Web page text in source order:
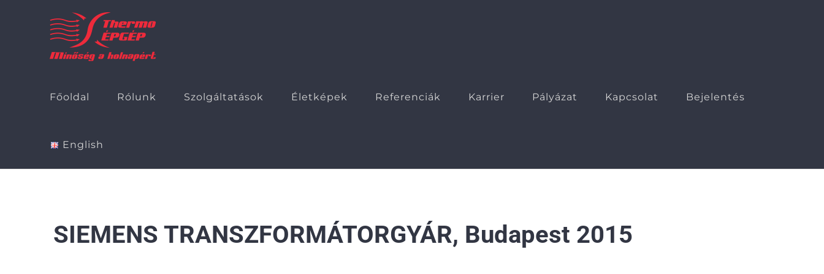
Főoldal Rólunk Szolgáltatások Életképek Referenciák Karrier Pályázat Kapcsolat Bejelentés
English
SIEMENS TRANSZFORMÁTORGYÁR, Budapest 2015